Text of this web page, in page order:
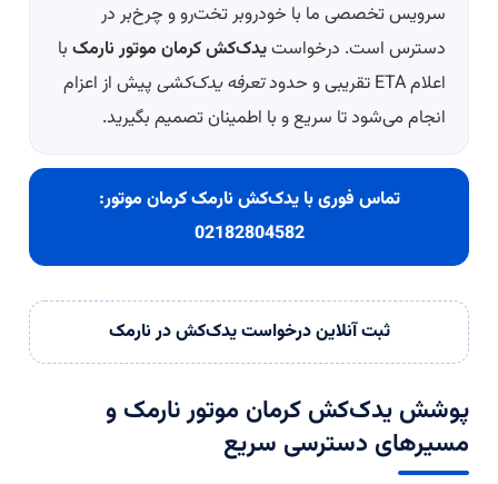
سرویس تخصصی ما با خودروبر تخت‌رو و چرخ‌بر در
دسترس است. درخواستیدک‌کش کرمان موتور نارمک با
اعلام ETA تقریبی و حدود
تعرفه یدک‌کشی پیش از اعزام
انجام می‌شود تا سریع و با اطمینان تصمیم بگیرید.
تماس فوری با یدک‌کش نارمک کرمان موتور:
02182804582
ثبت آنلاین درخواست یدک‌کش در نارمک
پوشش یدک‌کش کرمان موتور نارمک و
مسیرهای دسترسی سریع